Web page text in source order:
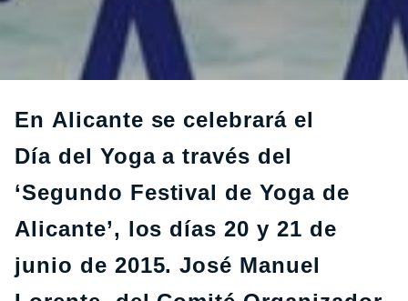
En Alicante se celebrará el
Día del Yoga a través del
‘Segundo Festival de Yoga de
Alicante’, los días 20 y 21 de
junio de 2015. José Manuel